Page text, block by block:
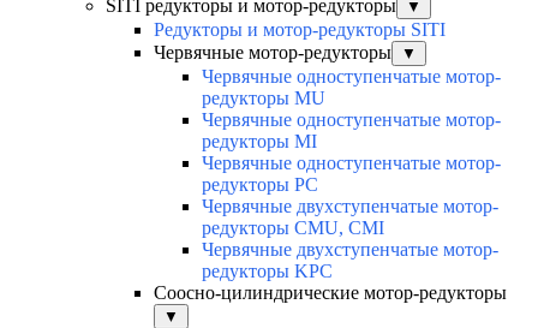
SITI редукторы и мотор-редукторы
▼
Редукторы и мотор-редукторы SITI
Червячные мотор-редукторы
▼
Червячные одноступенчатые мотор-
редукторы MU
Червячные одноступенчатые мотор-
редукторы MI
Червячные одноступенчатые мотор-
редукторы PC
Червячные двухступенчатые мотор-
редукторы CMU, CMI
Червячные двухступенчатые мотор-
редукторы KPC
Соосно-цилиндрические мотор-редукторы
▼